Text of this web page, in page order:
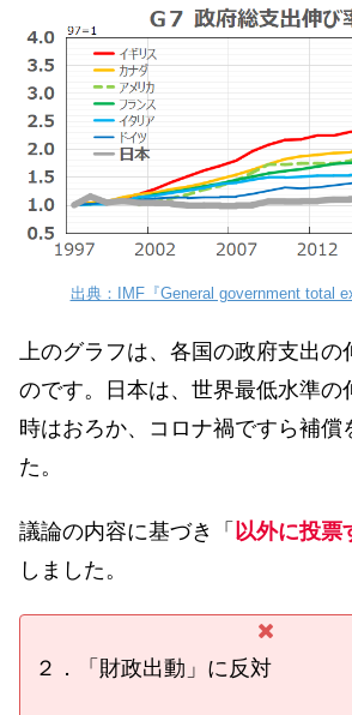
出典：IMF『General government total
上のグラフは、各国の政府支出の
のです。日本は、世界最低水準の
時はおろか、コロナ禍ですら補償
た。
議論の内容に基づき「 以外に投票
しました。
２．「財政出動」に反対